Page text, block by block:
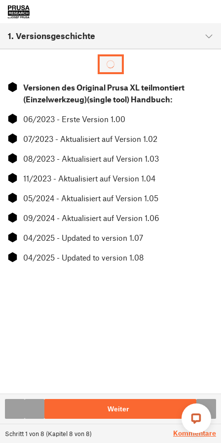
1. Versionsgeschichte
Schritt1 von8 (Kapitel8 von8) Kommentare
⬢
Versionen des Original Prusa XL teilmontiert
(Einzelwerkzeug)(single tool) Handbuch:
⬢ 06/2023 - Erste Version 1.00
⬢ 07/2023 - Aktualisiert auf Version 1.02
⬢ 08/2023 - Aktualisiert auf Version 1.03
⬢ 11/2023 - Aktualisiert auf Version 1.04
⬢ 05/2024 - Aktualisiert auf Version 1.05
⬢ 09/2024 - Aktualisiert auf Version 1.06
⬢ 04/2025 - Updated to version 1.07
⬢ 04/2025 - Updated to version 1.08
Weiter